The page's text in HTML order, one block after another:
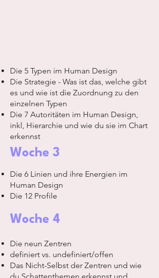
Die 5 Typen im Human Design
Die Strategie - Was ist das, welche gibt
es und wie ist die Zuordnung zu den
einzelnen Typen
Die 7 Autoritäten im Human Design,
inkl, Hierarchie und wie du sie im Chart
erkennst
Woche 3
Die 6 Linien und ihre Energien im
Human Design
Die 12 Profile
Woche 4
Die neun Zentren
definiert vs. undefiniert/offen
Das Nicht-Selbst der Zentren und wie